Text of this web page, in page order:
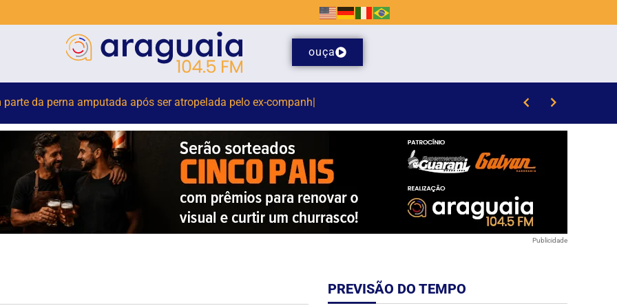
ouça
hambúrguer beneficente para ajudar animais resgatados em Brusque
Publicidade
PREVISÃO DO TEMPO